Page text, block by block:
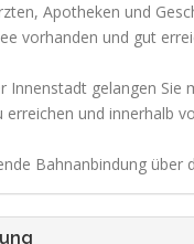
Apotheken und
vorhanden und gut
Innenstadt gelangen
erreichen und innerhalb
Bahnanbindung über